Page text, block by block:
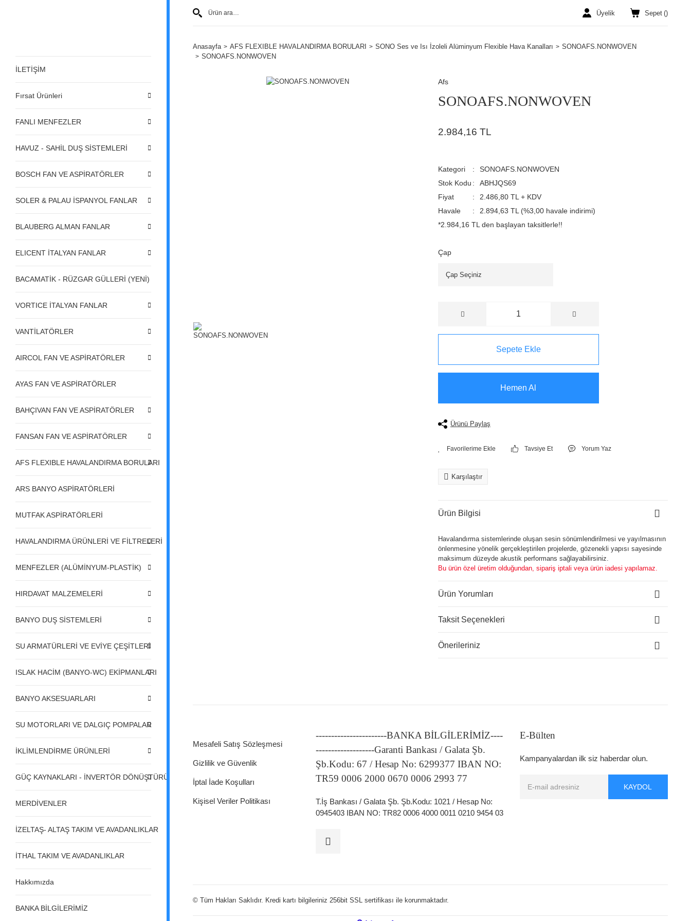
İLETİŞİM
Fırsat Ürünleri
FANLI MENFEZLER
HAVUZ - SAHİL DUŞ SİSTEMLERİ
BOSCH FAN VE ASPİRATÖRLER
SOLER & PALAU İSPANYOL FANLAR
BLAUBERG ALMAN FANLAR
ELICENT İTALYAN FANLAR
BACAMATİK - RÜZGAR GÜLLERİ (YENİ)
VORTICE İTALYAN FANLAR
VANTİLATÖRLER
AIRCOL FAN VE ASPİRATÖRLER
AYAS FAN VE ASPİRATÖRLER
BAHÇIVAN FAN VE ASPİRATÖRLER
FANSAN FAN VE ASPİRATÖRLER
AFS FLEXIBLE HAVALANDIRMA BORULARI
ARS BANYO ASPİRATÖRLERİ
MUTFAK ASPİRATÖRLERİ
HAVALANDIRMA ÜRÜNLERİ VE FİLTRELERİ
MENFEZLER (ALÜMİNYUM-PLASTİK)
HIRDAVAT MALZEMELERİ
BANYO DUŞ SİSTEMLERİ
SU ARMATÜRLERİ VE EVİYE ÇEŞİTLERİ
ISLAK HACİM (BANYO-WC) EKİPMANLARI
BANYO AKSESUARLARI
SU MOTORLARI VE DALGIÇ POMPALAR
İKLİMLENDİRME ÜRÜNLERİ
GÜÇ KAYNAKLARI - İNVERTÖR DÖNÜŞTÜRÜCÜLER - REGÜLATÖRLER
MERDİVENLER
İZELTAŞ- ALTAŞ TAKIM VE AVADANLIKLAR
İTHAL TAKIM VE AVADANLIKLAR
Hakkımızda
BANKA BİLGİLERİMİZ
Üyelik Sepet ()
Anasayfa AFS FLEXIBLE HAVALANDIRMA BORULARI SONO Ses ve Isı İzoleli Alüminyum Flexible Hava Kanalları
SONOAFS.NONWOVEN
SONOAFS.NONWOVEN
Afs
SONOAFS.NONWOVEN
2.984,16 TL
Kategori
SONOAFS.NONWOVEN
Stok Kodu
ABHJQS69
Fiyat
2.486,80 TL + KDV
Havale
2.894,63 TL (%3,00 havale indirimi)
*2.984,16 TL den başlayan taksitlerle!!
Çap
Sepete Ekle
Hemen Al
Ürünü Paylaş
Tavsiye Et Yorum Yaz
Karşılaştır
Ürün Bilgisi
Havalandırma sistemlerinde oluşan sesin sönümlendirilmesi ve yayılmasının
önlenmesine yönelik gerçekleştirilen projelerde, gözenekli yapısı sayesinde
maksimum düzeyde akustik performans sağlayabilirsiniz.
Bu ürün özel üretim olduğundan, sipariş iptali veya ürün iadesi yapılamaz.
Ürün Yorumları
Taksit Seçenekleri
Önerileriniz
Mesafeli Satış Sözleşmesi
Gizlilik ve Güvenlik
İptal İade Koşulları
Kişisel Veriler Politikası
-----------------------BANKA BİLGİLERİMİZ----
-------------------Garanti Bankası / Galata Şb.
Şb.Kodu: 67 / Hesap No: 6299377 IBAN NO:
TR59 0006 2000 0670 0006 2993 77
T.İş Bankası / Galata Şb. Şb.Kodu: 1021 / Hesap No:
0945403 IBAN NO: TR82 0006 4000 0011 0210 9454 03
E-Bülten
Kampanyalardan ilk siz haberdar olun.
KAYDOL
© Tüm Hakları Saklıdır. Kredi kartı bilgileriniz 256bit SSL sertifikası ile korunmaktadır.